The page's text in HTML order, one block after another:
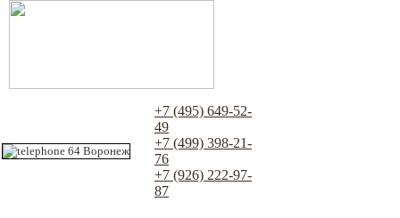
+7 (495) 649-52-
49
+7 (499) 398-21-
76
+7 (926) 222-97-
87